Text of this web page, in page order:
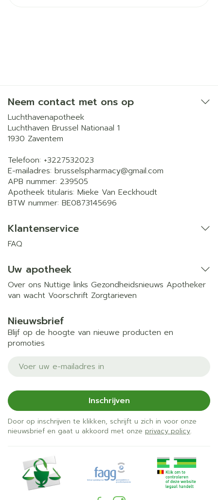
Neem contact met ons op
Luchthavenapotheek
Luchthaven Brussel Nationaal 1
1930 Zaventem
Telefoon: +3227532023
E-mailadres: brusselspharmacy@gmail.com
APB nummer: 239505
Apotheek titularis: Mieke Van Eeckhoudt
BTW nummer: BE0873145696
Klantenservice
FAQ
Uw apotheek
Over ons Nuttige links Gezondheidsnieuws Apotheker
van wacht Voorschrift Zorgtarieven
Nieuwsbrief
Blijf op de hoogte van nieuwe producten en
promoties
E-mail adres
Inschrijven
Door op inschrijven te klikken, schrijft u zich in voor onze
nieuwsbrief en gaat u akkoord met onze privacy policy.